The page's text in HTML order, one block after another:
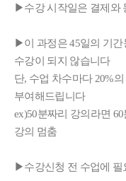
▶수강 시작일은 결제와
▶이 과정은 45일의 기
수강이 되지 않습니다
단, 수업 차수마다 20%
부여해드립니다
ex)50분짜리 강의라면
강의 멈춤
▶수강신청 전 수업에 필